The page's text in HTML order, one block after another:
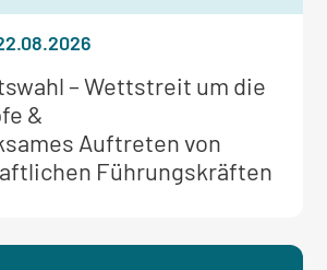
– Wettstreit um die
&
Auftreten von
Führungskräften